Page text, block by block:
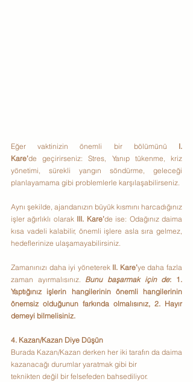
Eğer vaktinizin önemli bir bölümünü I.
Kare’de
geçirirseniz: Stres, Yanıp tükenme, kriz
yönetimi, sürekli yangın söndürme, geleceği
planlayamama gibi problemlerle karşılaşabilirseniz.
Aynı şekilde, ajandanızın büyük kısmını harcadığınız
işler ağırlıklı olarak III. Kare’de ise: Odağınız daima
kısa vadeli kalabilir, önemli işlere asla sıra gelmez,
hedeflerinize ulaşamayabilirsiniz.
Zamanınızı daha iyi yöneterek II. Kare’ye daha fazla
zaman ayırmalısınız. Bunu başarmak için de: 1.
Yaptığınız işlerin hangilerinin önemli hangilerinin
önemsiz olduğunun farkında olmalısınız, 2. Hayır
demeyi bilmelisiniz.
4. Kazan/Kazan Diye Düşün
Burada Kazan/Kazan derken her iki tarafın da daima
kazanacağı durumlar yaratmak gibi bir
teknikten değil bir felsefeden bahsediliyor.